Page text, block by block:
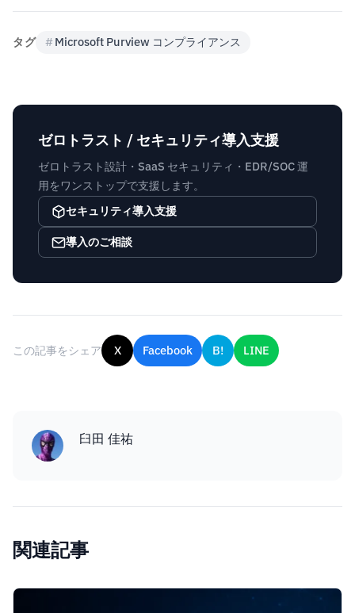
タグ #Microsoft Purview コンプライアンス
ゼロトラスト / セキュリティ導入支援
ゼロトラスト設計・SaaS セキュリティ・EDR/SOC 運
用をワンストップで支援します。
セキュリティ導入支援
導入のご相談
この記事をシェア X Facebook B! LINE
臼田 佳祐
関連記事